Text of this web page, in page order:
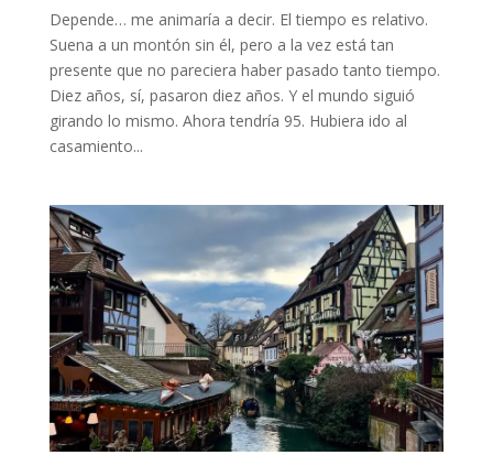
Depende… me animaría a decir. El tiempo es relativo.
Suena a un montón sin él, pero a la vez está tan
presente que no pareciera haber pasado tanto tiempo.
Diez años, sí, pasaron diez años. Y el mundo siguió
girando lo mismo. Ahora tendría 95. Hubiera ido al
casamiento...